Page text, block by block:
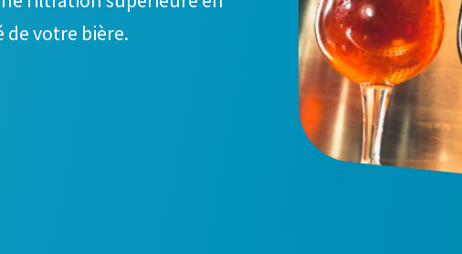
votre bière.
de vos besoins.
de vos besoins.